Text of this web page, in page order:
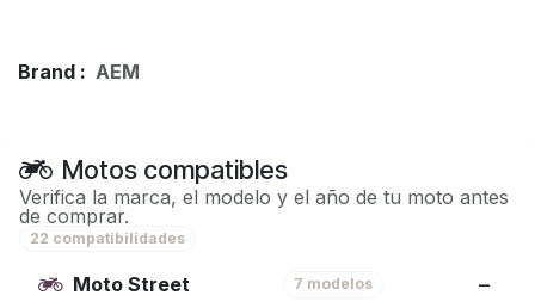
Brand : AEM
Motos compatibles
Verifica la marca, el modelo y el año de tu moto antes
de comprar.
22 compatibilidades
Moto Street 7 modelos